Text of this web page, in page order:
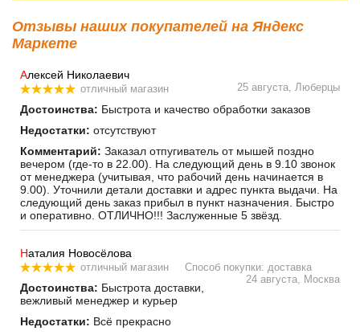
Отзывы наших покупателей на Яндекс
Маркете
Алексей Николаевич
отличный магазин 25 августа, Люберцы
Достоинства: Быстрота и качество обработки заказов
Недостатки: отсутствуют
Комментарий: Заказал отпугиватель от мышей поздно
вечером (где-то в 22.00). На следующий день в 9.10 звонок
от менеджера (учитывая, что рабочий день начинается в
9.00). Уточнили детали доставки и адрес пункта выдачи. На
следующий день заказ прибыл в пункт назначения. Быстро
и оперативно. ОТЛИЧНО!!! Заслуженные 5 звёзд.
Наталия Новосёлова
отличный магазин
Способ покупки: доставка
24 августа, Москва
Достоинства: Быстрота доставки,
вежливый менеджер и курьер
Недостатки: Всё прекрасно